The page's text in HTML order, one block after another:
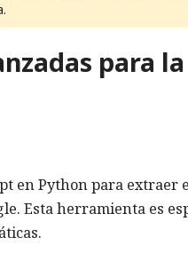
para
en Python para extraer
Esta herramienta es